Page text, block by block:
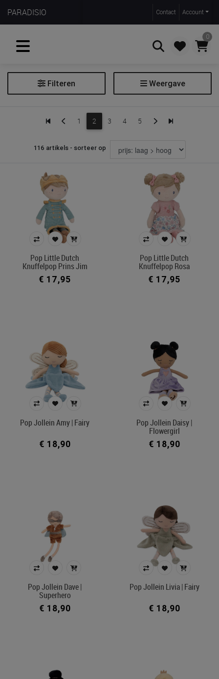
PARADISIO Contact Account
0
Zoeken
Filteren Weergave
Extra filters
pop
poppenuitzet
poppenhuis & aanvulsets
poppenbabybuidel
poppeneetstoel
poppenbed
poppendraagmand
poppenfietsstoel
poppencommode
poppenautostoel
poppenwcpotje
poppenbad
Prijs
In voorraad
Ecocheque artikelen
Belgisch product
1 2 3 4 5
116 artikels - sorteer op
Pop Little Dutch
Knuffelpop Prins Jim
€ 17,95
Pop Little Dutch
Knuffelpop Rosa
€ 17,95
Pop Jollein Amy | Fairy
€ 18,90
Pop Jollein Daisy |
Flowergirl
€ 18,90
Pop Jollein Dave |
Superhero
€ 18,90
Pop Jollein Livia | Fairy
€ 18,90